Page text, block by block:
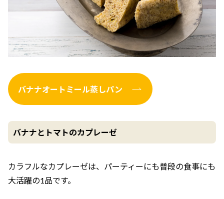
バナナオートミール蒸しパン
バナナとトマトのカプレーゼ
カラフルなカプレーゼは、パーティーにも普段の食事にも
大活躍の1品です。